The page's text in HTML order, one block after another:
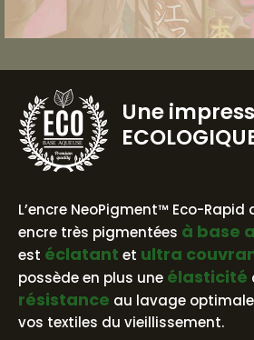
BASE AQUEUSE
Une
L’encre NeoPigment™ Eco-Rapid
encre très pigmentées à base
est éclatant et ultra
possède en plus une élasticité
résistance au lavage
vos textiles du vieillissement.